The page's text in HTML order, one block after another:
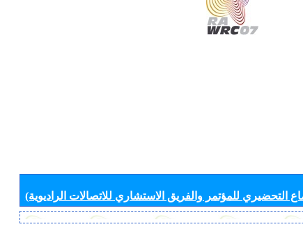
التحضيري للمؤتمر والفريق الاستشاري للاتصالات الراديوية)